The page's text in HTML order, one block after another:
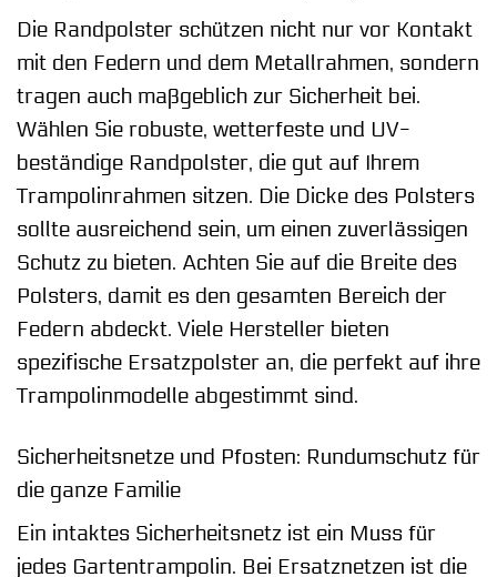
Die Randpolster schützen nicht nur vor Kontakt
mit den Federn und dem Metallrahmen, sondern
tragen auch maßgeblich zur Sicherheit bei.
Wählen Sie robuste, wetterfeste und UV-
beständige Randpolster, die gut auf Ihrem
Trampolinrahmen sitzen. Die Dicke des Polsters
sollte ausreichend sein, um einen zuverlässigen
Schutz zu bieten. Achten Sie auf die Breite des
Polsters, damit es den gesamten Bereich der
Federn abdeckt. Viele Hersteller bieten
spezifische Ersatzpolster an, die perfekt auf ihre
Trampolinmodelle abgestimmt sind.
Sicherheitsnetze und Pfosten: Rundumschutz für
die ganze Familie
Ein intaktes Sicherheitsnetz ist ein Muss für
jedes Gartentrampolin. Bei Ersatznetzen ist die